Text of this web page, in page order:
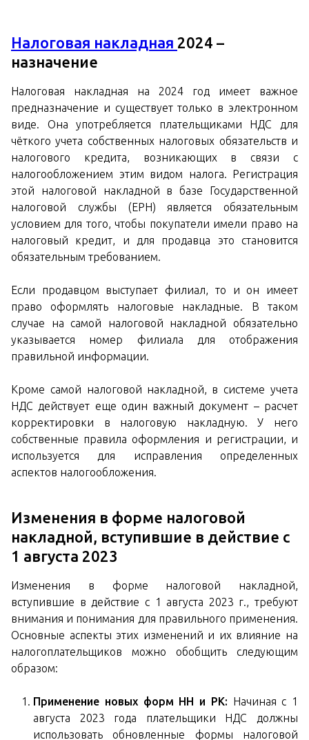
Налоговая накладная 2024 –
назначение
Налоговая накладная на 2024 год имеет важное
предназначение и существует только в электронном
виде. Она употребляется плательщиками НДС для
чёткого учета собственных налоговых обязательств и
налогового кредита, возникающих в связи с
налогообложением этим видом налога. Регистрация
этой налоговой накладной в базе Государственной
налоговой службы (ЕРН) является обязательным
условием для того, чтобы покупатели имели право на
налоговый кредит, и для продавца это становится
обязательным требованием.
Если продавцом выступает филиал, то и он имеет
право оформлять налоговые накладные. В таком
случае на самой налоговой накладной обязательно
указывается номер филиала для отображения
правильной информации.
Кроме самой налоговой накладной, в системе учета
НДС действует еще один важный документ – расчет
корректировки в налоговую накладную. У него
собственные правила оформления и регистрации, и
используется для исправления определенных
аспектов налогообложения.
Изменения в форме налоговой
накладной, вступившие в действие с
1 августа 2023
Изменения в форме налоговой накладной,
вступившие в действие с 1 августа 2023 г., требуют
внимания и понимания для правильного применения.
Основные аспекты этих изменений и их влияние на
налогоплательщиков можно обобщить следующим
образом:
Применение новых форм НН и РК: Начиная с 1
августа 2023 года плательщики НДС должны
использовать обновленные формы налоговой